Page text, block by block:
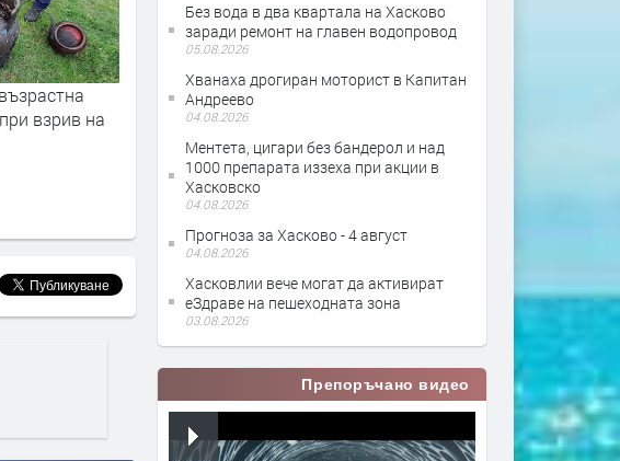
години от
Рибари от Кърджали, Хасково,
Пловдив и София са готови да
излязат на протест, заради
продължаващото измиране на
рибата в язовир „Студен
кладенец“
Без вода в два квартала на Хасково
заради ремонт на главен водопровод
05.08.2026
Хванаха дрогиран моторист в Капитан
Андреево
04.08.2026
Ментета, цигари без бандерол и над
1000 препарата иззеха при акции в
Хасковско
04.08.2026
Прогноза за Хасково - 4 август
04.08.2026
Хасковлии вече могат да активират
еЗдраве на пешеходната зона
03.08.2026
Препоръчано видео